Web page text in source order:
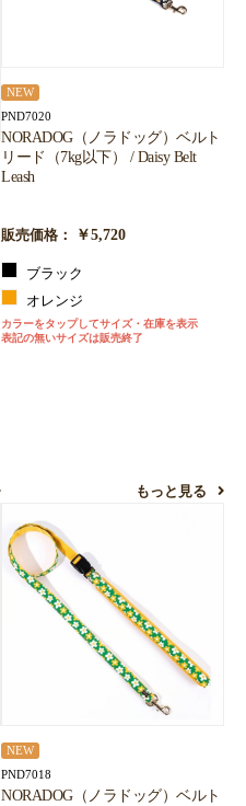
NEW
PND7020
NORADOG（ノラドッグ）ベルト
リード（7kg以下） / Daisy Belt
Leash
販売価格： ￥5,720
ブラック
オレンジ
カラーをタップしてサイズ・在庫を表示
表記の無いサイズは販売終了
もっと見る
NEW
PND7018
NORADOG（ノラドッグ）ベルト